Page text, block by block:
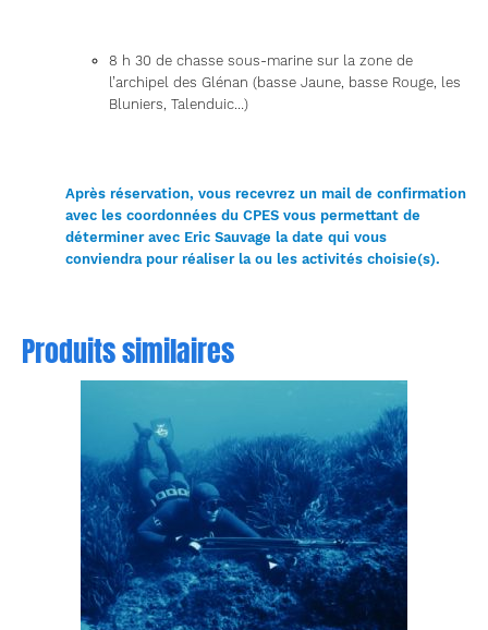
8 h 30 de chasse sous-marine sur la zone de
l’archipel des Glénan (basse Jaune, basse Rouge, les
Bluniers, Talenduic…)
Après réservation, vous recevrez un mail de confirmation
avec les coordonnées du CPES vous permettant de
déterminer avec Eric Sauvage la date qui vous
conviendra pour réaliser la ou les activités choisie(s).
Produits similaires